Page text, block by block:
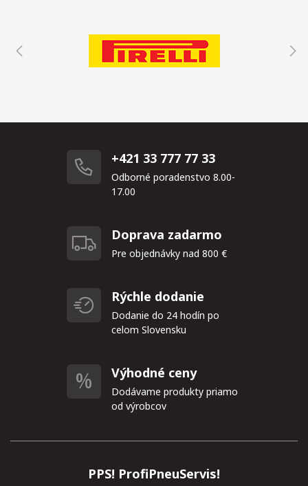
+421 33 777 77 33
Odborné poradenstvo 8.00-
17.00
Doprava zadarmo
Pre objednávky nad 800 €
Rýchle dodanie
Dodanie do 24 hodín po
celom Slovensku
Výhodné ceny
Dodávame produkty priamo
od výrobcov
PPS! ProfiPneuServis!